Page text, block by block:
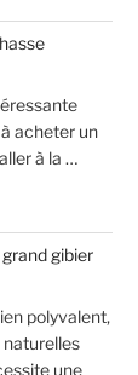
acheter un
à la …
gibier
polyvalent,
naturelles
une